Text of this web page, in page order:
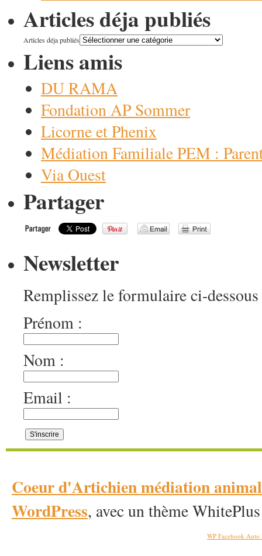
Articles déja publiés
Articles déja publiés
Liens amis
DU RAMA
Fondation AP Sommer
Licorne et Phenix
Médiation Familiale PEM :
Via Ouest
Partager
Newsletter
Remplissez le formulaire ci-
Prénom :
Nom :
Email :
Coeur d'Artichien médiation
WordPress, avec un thème
WP Facebook Auto